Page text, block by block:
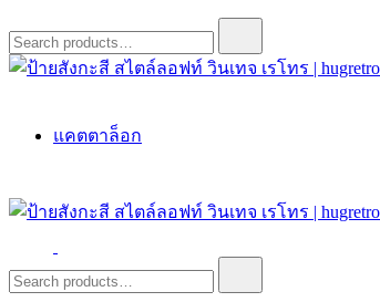
ป้ายสังกะสี สไตล์ลอฟท์ วินเทจ เรโทร |
ป้ายวินเทจ แต่งบ้าน ร้านกาแฟ ผับ โรงแรม ป้าย
for:
แคตตาล็อก
ป้ายสังกะสี สไตล์ลอฟท์ วินเทจ เรโทร |
ป้ายวินเทจ แต่งบ้าน ร้านกาแฟ ผับ โรงแรม ป้าย
for: